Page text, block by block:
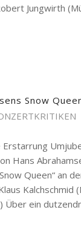
Jungwirth
Snow
Erstarrung
Hans
Queen“ an
Kalchschmid
Über ein